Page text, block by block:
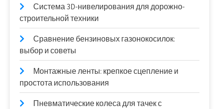
Система 3D-нивелирования для дорожно-
строительной техники
Сравнение бензиновых газонокосилок:
выбор и советы
Монтажные ленты: крепкое сцепление и
простота использования
Пневматические колеса для тачек с